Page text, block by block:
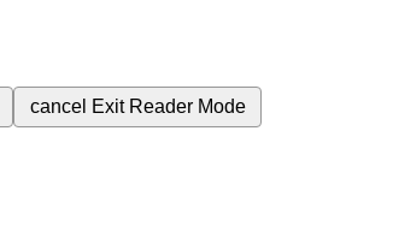
cancel Exit Reader Mode